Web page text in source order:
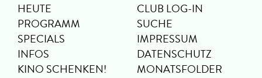
HEUTE
PROGRAMM
SPECIALS
INFOS
KINO SCHENKEN!
CLUB LOG-IN
SUCHE
IMPRESSUM
DATENSCHUTZ
MONATSFOLDER